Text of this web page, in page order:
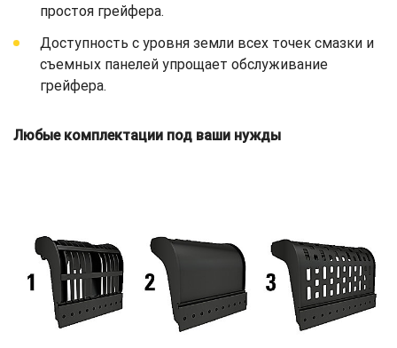
простоя грейфера.
Доступность с уровня земли всех точек смазки и
съемных панелей упрощает обслуживание
грейфера.
Любые комплектации под ваши нужды